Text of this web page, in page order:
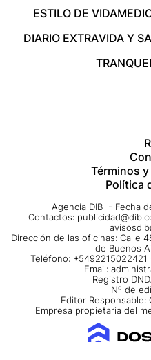
ESTILO DE VIDA
DIARIO EXTRAVIDA Y
Términos
Política
Agencia DIB - Fecha
Contactos:
Dirección de las oficinas: Calle
de Buenos
Teléfono:
Email:
Registro
Nº de
Editor Responsable:
Empresa propietaria del